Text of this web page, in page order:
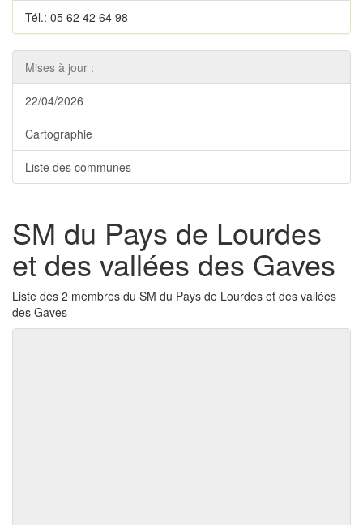
Tél.: 05 62 42 64 98
Mises à jour :
22/04/2026
Cartographie
Liste des communes
SM du Pays de Lourdes
et des vallées des Gaves
Liste des 2 membres du SM du Pays de Lourdes et des vallées
des Gaves